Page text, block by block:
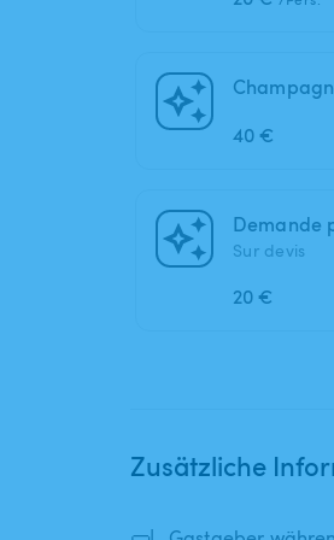
40 €
Demande
Sur devis
20 €
Zusätzliche